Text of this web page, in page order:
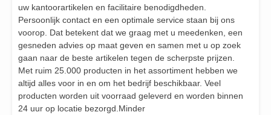
uw kantoorartikelen en facilitaire benodigdheden.
Persoonlijk contact en een optimale service staan bij ons
voorop. Dat betekent dat we graag met u meedenken, een
gesneden advies op maat geven en samen met u op zoek
gaan naar de beste artikelen tegen de scherpste prijzen.
Met ruim 25.000 producten in het assortiment hebben we
altijd alles voor in en om het bedrijf beschikbaar. Veel
producten worden uit voorraad geleverd en worden binnen
24 uur op locatie bezorgd.Minder